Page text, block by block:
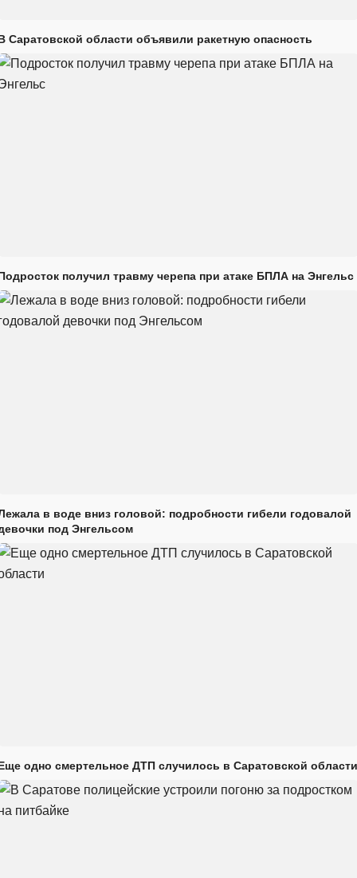
Саратовской области объявили ракетную опасность
получил травму черепа при атаке БПЛА на Энгельс
в воде вниз головой: подробности гибели годовалой
под Энгельсом
одно смертельное ДТП случилось в Саратовской области